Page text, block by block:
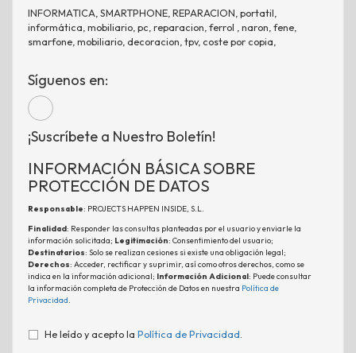
INFORMATICA, SMARTPHONE, REPARACION, portatil,
informática, mobiliario, pc, reparacion, ferrol , naron, fene,
smarfone, mobiliario, decoracion, tpv, coste por copia,
Síguenos en:
¡Suscríbete a Nuestro Boletín!
INFORMACIÓN BÁSICA SOBRE
PROTECCIÓN DE DATOS
Responsable: PROJECTS HAPPEN INSIDE, S.L.
Finalidad: Responder las consultas planteadas por el usuario y enviarle la
información solicitada; Legitimación: Consentimiento del usuario;
Destinatarios: Solo se realizan cesiones si existe una obligación legal;
Derechos: Acceder, rectificar y suprimir, así como otros derechos, como se
indica en la información adicional; Información Adicional: Puede consultar
la información completa de Protección de Datos en nuestra Política de
Privacidad.
He leído y acepto la Política de Privacidad